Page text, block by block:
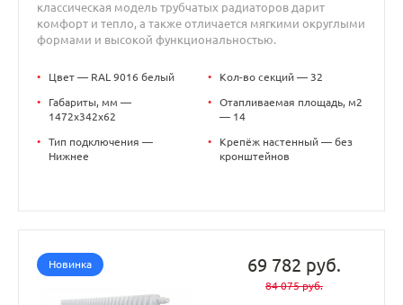
классическая модель трубчатых радиаторов дарит
комфорт и тепло, а также отличается мягкими округлыми
формами и высокой функциональностью.
• Цвет — RAL 9016 белый
•
Габариты, мм —
1472x342x62
•
Тип подключения —
Нижнее
• Кол-во секций — 32
•
Отапливаемая площадь, м2
— 14
•
Крепёж настенный — без
кронштейнов
Новинка 69 782 руб.
84 075 руб.